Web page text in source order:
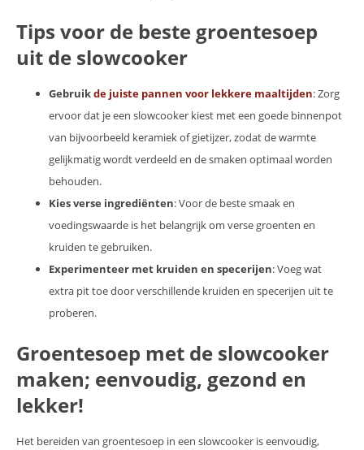
Tips voor de beste groentesoep
uit de slowcooker
Gebruikde juiste pannen voor lekkere maaltijden: Zorg
ervoor dat je een slowcooker kiest met een goede binnenpot
van bijvoorbeeld keramiek of gietijzer, zodat de warmte
gelijkmatig wordt verdeeld en de smaken optimaal worden
behouden.
Kies verse ingrediënten: Voor de beste smaak en
voedingswaarde is het belangrijk om verse groenten en
kruiden te gebruiken.
Experimenteer met kruiden en specerijen: Voeg wat
extra pit toe door verschillende kruiden en specerijen uit te
proberen.
Groentesoep met de slowcooker
maken; eenvoudig, gezond en
lekker!
Het bereiden van groentesoep in een slowcooker is eenvoudig,